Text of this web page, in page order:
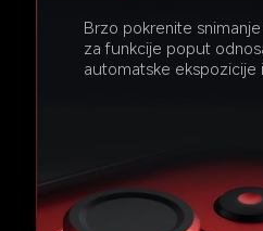
Brzo pokrenite
za funkcije poput
automatske ekspozicije